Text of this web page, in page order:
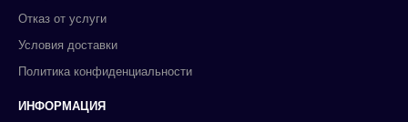
Отказ от услуги
Условия доставки
Политика конфиденциальности
ИНФОРМАЦИЯ